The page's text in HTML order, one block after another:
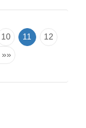
10 11
12
»»